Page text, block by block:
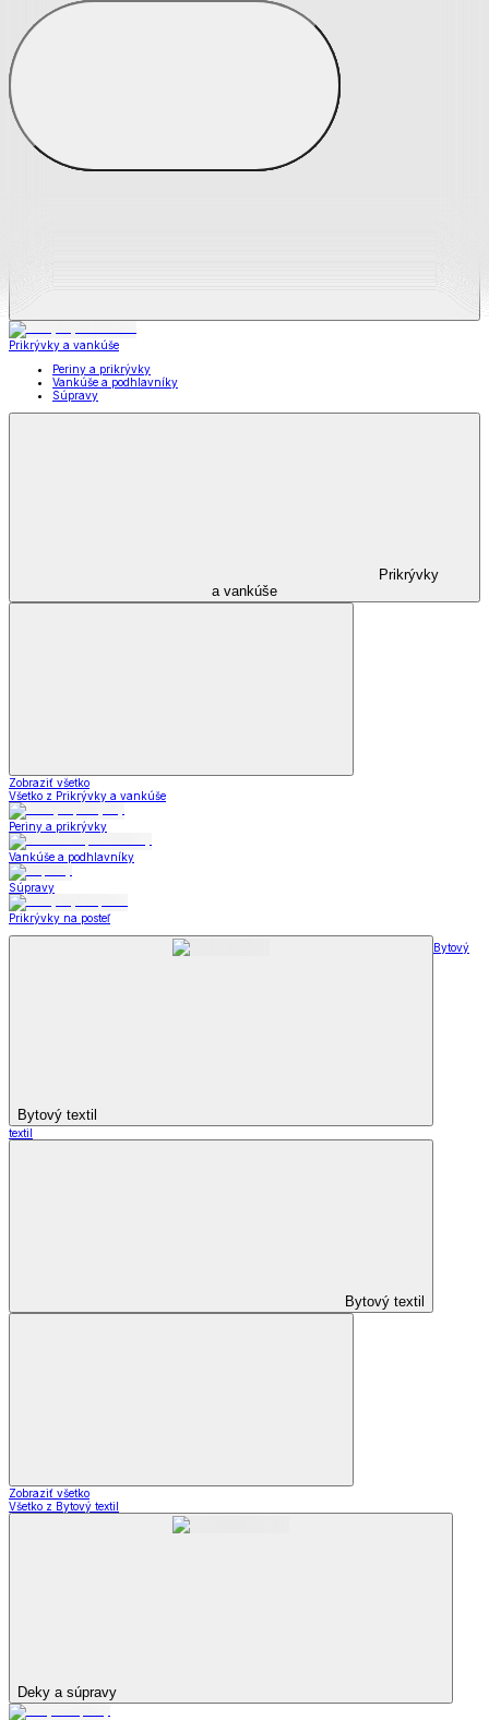
Zobraziť všetko
Všetko z Matrace a matracové chrániče
Matrace
Chrániče na matrace
Prikrývky a vankúše
Periny a prikrývky
Vankúše a podhlavníky
Súpravy
Prikrývky
a vankúše
Zobraziť všetko
Všetko z Prikrývky a vankúše
Periny a prikrývky
Vankúše a podhlavníky
Súpravy
Prikrývky na posteľ
Bytový textil
Bytový
textil
Bytový textil
Zobraziť všetko
Všetko z Bytový textil
Deky a súpravy